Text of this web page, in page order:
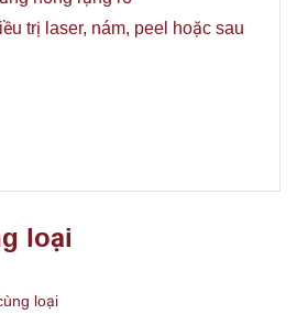
trị laser, nám, peel hoặc sau
loại
loại